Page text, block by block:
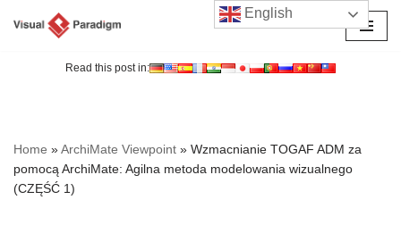
Read this post in:
Home »ArchiMate Viewpoint » Wzmacnianie TOGAF ADM za
pomocą ArchiMate: Agilna metoda modelowania wizualnego
(CZĘŚĆ 1)
English